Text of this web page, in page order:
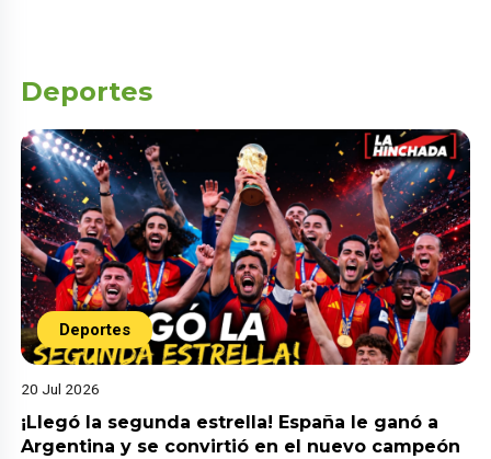
Deportes
Deportes
20 Jul 2026
¡Llegó la segunda estrella! España le ganó a
Argentina y se convirtió en el nuevo campeón